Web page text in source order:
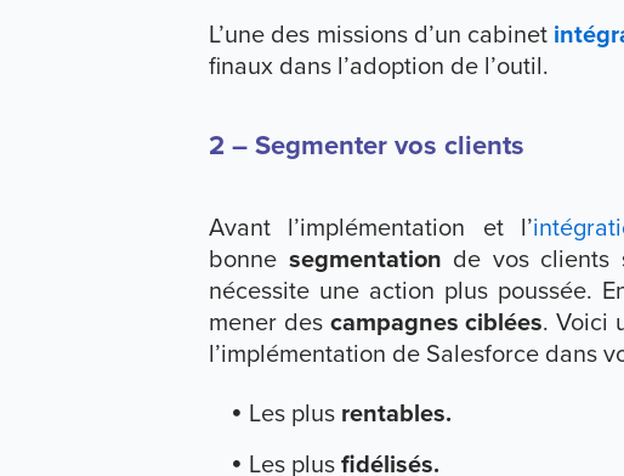
L’une des missions d’un cabinet
finaux dans l’adoption de l’outil.
2 – Segmenter vos clients
Avant l’implémentation et l’
bonne segmentation de vos clients
nécessite une action plus poussée.
mener des campagnes ciblées. Voici
l’implémentation de Salesforce dans
Les plus rentables.
Les plusfidélisés.